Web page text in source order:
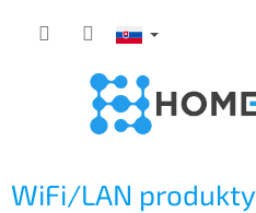
WiFi/LAN produkty